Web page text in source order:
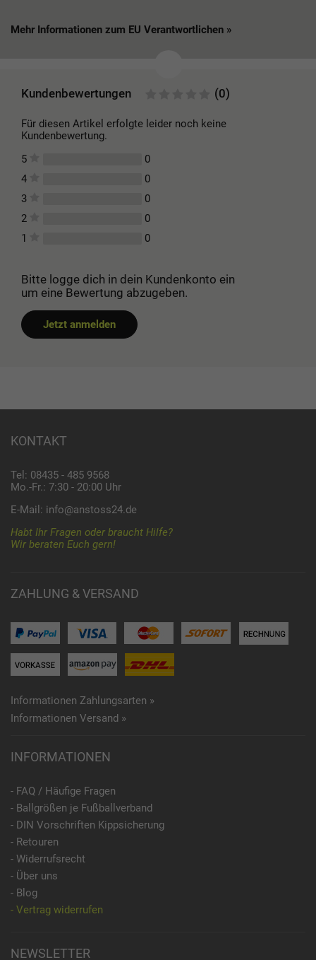
Mehr Informationen zum EU Verantwortlichen »
Kundenbewertungen (0)
Für diesen Artikel erfolgte leider noch keine
Kundenbewertung.
5
0
4
0
3
0
2
0
1
0
Bitte logge dich in dein Kundenkonto ein
um eine Bewertung abzugeben.
Jetzt anmelden
KONTAKT
Tel: 08435 - 485 9568
Mo.-Fr.: 7:30 - 20:00 Uhr
E-Mail: info@anstoss24.de
Habt Ihr Fragen oder braucht Hilfe?
Wir beraten Euch gern!
ZAHLUNG & VERSAND
Informationen Zahlungsarten »
Informationen Versand »
INFORMATIONEN
- FAQ / Häufige Fragen
- Ballgrößen je Fußballverband
- DIN Vorschriften Kippsicherung
- Retouren
- Widerrufsrecht
- Über uns
- Blog
- Vertrag widerrufen
NEWSLETTER